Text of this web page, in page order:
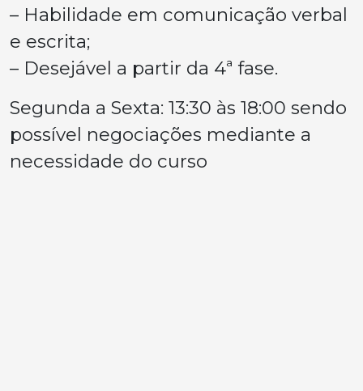
– Habilidade em comunicação verbal
e escrita;
– Desejável a partir da 4ª fase.
Segunda a Sexta: 13:30 às 18:00 sendo
possível negociações mediante a
necessidade do curso